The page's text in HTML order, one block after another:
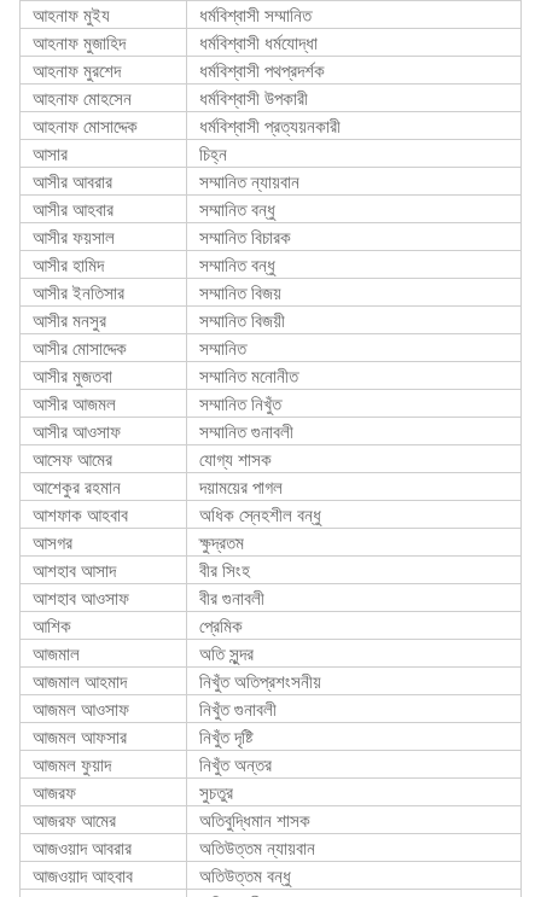
আহনাফ মুইয
ধর্মবিশ্বাসী সম্মানিত
আহনাফ মুজাহিদ
ধর্মবিশ্বাসী ধর্মযোদ্ধা
আহনাফ মুরশেদ
ধর্মবিশ্বাসী পথপ্রদর্শক
আহনাফ মোহসেন
ধর্মবিশ্বাসী উপকারী
আহনাফ মোসাদ্দেক
ধর্মবিশ্বাসী প্রত্যয়নকারী
আসার
চিহ্ন
আসীর আবরার
সম্মানিত ন্যায়বান
আসীর আহবার
সম্মানিত বন্ধু
আসীর ফয়সাল
সম্মানিত বিচারক
আসীর হামিদ
সম্মানিত বন্ধু
আসীর ইনতিসার
সম্মানিত বিজয়
আসীর মনসুর
সম্মানিত বিজয়ী
আসীর মোসাদ্দেক
সম্মানিত
আসীর মুজতবা
সম্মানিত মনোনীত
আসীর আজমল
সম্মানিত নিখুঁত
আসীর আওসাফ
সম্মানিত গুনাবলী
আসেফ আমের
যোগ্য শাসক
আশেকুর রহমান
দয়াময়ের পাগল
আশফাক আহবাব
অধিক স্নেহশীল বন্ধু
আসগর
ক্ষুদ্রতম
আশহাব আসাদ
বীর সিংহ
আশহাব আওসাফ
বীর গুনাবলী
আশিক
প্রেমিক
আজমাল
অতি সুন্দর
আজমাল আহমাদ
নিখুঁত অতিপ্রশংসনীয়
আজমল আওসাফ
নিখুঁত গুনাবলী
আজমল আফসার
নিখুঁত দৃষ্টি
আজমল ফুয়াদ
নিখুঁত অন্তর
আজরফ
সুচতুর
আজরফ আমের
অতিবুদ্ধিমান শাসক
আজওয়াদ আবরার
অতিউত্তম ন্যায়বান
আজওয়াদ আহবাব
অতিউত্তম বন্ধু